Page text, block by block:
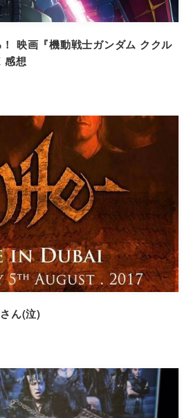
映画『機動戦士ガンダム ククル
感想
ん(泣)